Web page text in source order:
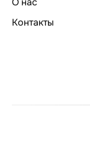
Контакты